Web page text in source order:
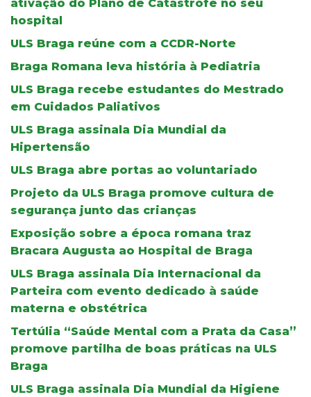
ativação do Plano de Catástrofe no seu
hospital
ULS Braga reúne com a CCDR-Norte
Braga Romana leva história à Pediatria
ULS Braga recebe estudantes do Mestrado
em Cuidados Paliativos
ULS Braga assinala Dia Mundial da
Hipertensão
ULS Braga abre portas ao voluntariado
Projeto da ULS Braga promove cultura de
segurança junto das crianças
Exposição sobre a época romana traz
Bracara Augusta ao Hospital de Braga
ULS Braga assinala Dia Internacional da
Parteira com evento dedicado à saúde
materna e obstétrica
Tertúlia “Saúde Mental com a Prata da Casa”
promove partilha de boas práticas na ULS
Braga
ULS Braga assinala Dia Mundial da Higiene